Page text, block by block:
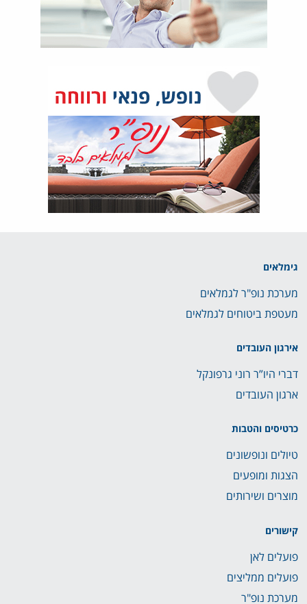
גימלאים
מערכת נופ"ר לגמלאים
מעטפת ביטוחים לגמלאים
אירגון העובדים
דברי היו”ר רוני גרפונקל
ארגון העובדים
כרטיסים והטבות
טיולים ונופשונים
הצגות ומופעים
מוצרים ושירותים
קישורים
פועלים לאן
פועלים ממליצים
מערכת נופ"ר